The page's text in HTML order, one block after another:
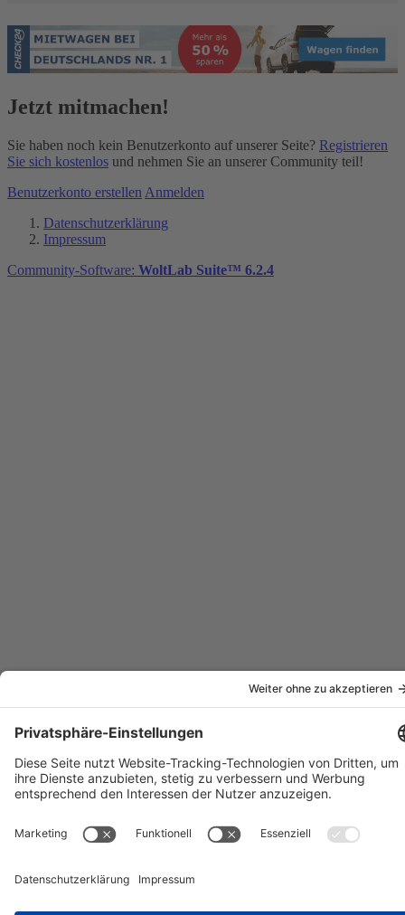
Jetzt mitmachen!
Sie haben noch kein Benutzerkonto auf unserer Seite? Registrieren
Sie sich kostenlos und nehmen Sie an unserer Community teil!
Benutzerkonto erstellen Anmelden
Datenschutzerklärung
Impressum
Community-Software: WoltLab Suite™ 6.2.4